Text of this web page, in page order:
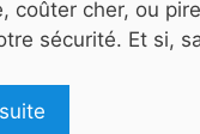
coûter cher, ou
sécurité. Et si,